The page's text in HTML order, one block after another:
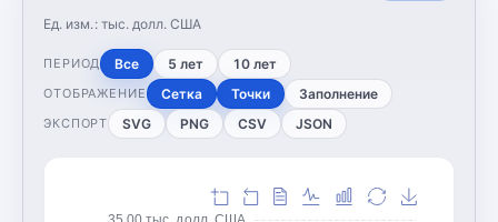
Ед. изм.: тыс. долл. США
ПЕРИОД Все 5 лет 10 лет
ОТОБРАЖЕНИЕ Сетка Точки Заполнение
ЭКСПОРТ SVG PNG CSV JSON